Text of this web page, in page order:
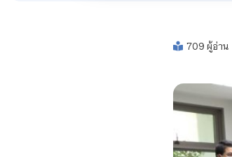
709 ผู้อ่าน